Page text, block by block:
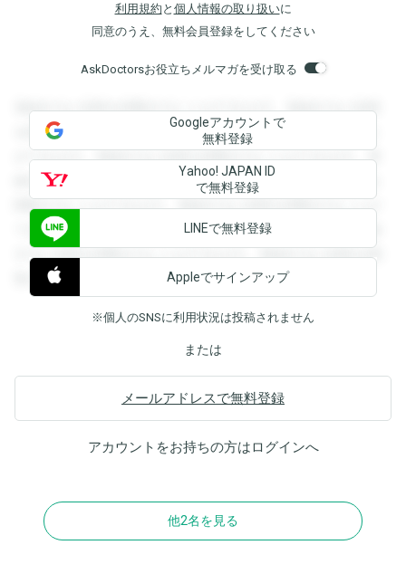
利用規約 と 個人情報の取り扱いに
同意のうえ、無料会員登録をしてください
AskDoctorsお役立ちメルマガを受け取る
登録すると回答を閲覧することができます。登録すると回答
を閲覧することができます。登録すると回答を閲覧すること
ができます。登録すると回答を閲覧することができます。登
録すると回答を閲覧することができます。登録すると回答を
閲覧することができます。登録すると回答を閲覧することが
できます。登録すると回答を閲覧することができます。登録
すると回答を閲覧することができます。登録すると回答を閲
覧することができます。
Googleアカウントで
無料登録
Yahoo! JAPAN ID
で無料登録
LINEで無料登録
Appleでサインアップ
※個人のSNSに利用状況は投稿されません
または
メールアドレスで無料登録
アカウントをお持ちの方はログインへ
他2名を見る